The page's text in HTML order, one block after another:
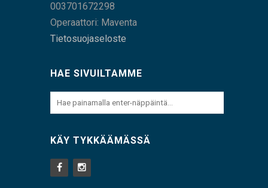
003701672298
Operaattori: Maventa
Tietosuojaseloste
HAE SIVUILTAMME
KÄY TYKKÄÄMÄSSÄ